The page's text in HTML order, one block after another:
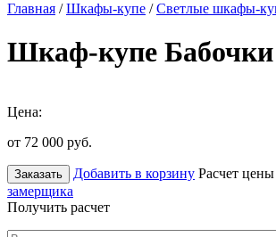
Главная /Шкафы-купе /Светлые шкафы-
Шкаф-купе Бабочки
Цена:
от 72 000 руб.
Заказать Добавить в корзину Расчет цены
замерщика
Получить расчет